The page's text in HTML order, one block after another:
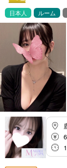
日本人 ルーム